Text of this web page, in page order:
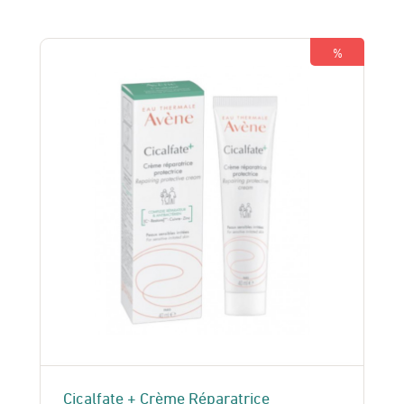
%
Cicalfate + Crème Réparatrice